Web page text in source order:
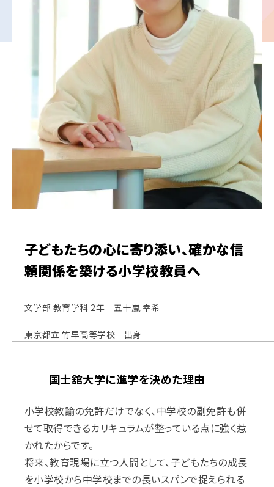
子どもたちの心に寄り添い、確かな信
頼関係を築ける小学校教員へ
文学部 教育学科 2年 五十嵐 幸希
東京都立 竹早高等学校 出身
国士舘大学に進学を決めた理由
小学校教諭の免許だけでなく、中学校の副免許も併
せて取得できるカリキュラムが整っている点に強く惹
かれたからです。
将来、教育現場に立つ人間として、子どもたちの成長
を小学校から中学校までの長いスパンで捉えられる